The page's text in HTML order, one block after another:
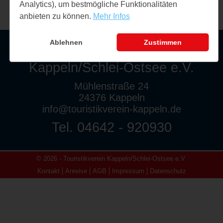
Touristikverein
Kappeln/Schlei-Ostsee e.V.
Mühlenstraße 24
24376 Kappeln
info@touristikverein-kappeln.de
Tel. 04642 - 920930
© 2026 - Touristikverein Kappeln/Schlei-Ostsee e.V.
Kontakt
Anreise AGB Impressum Datenschutz
Analytics), um bestmögliche Funktionalitäten
anbieten zu können. Mehr Infos
Ablehnen Zustimmen